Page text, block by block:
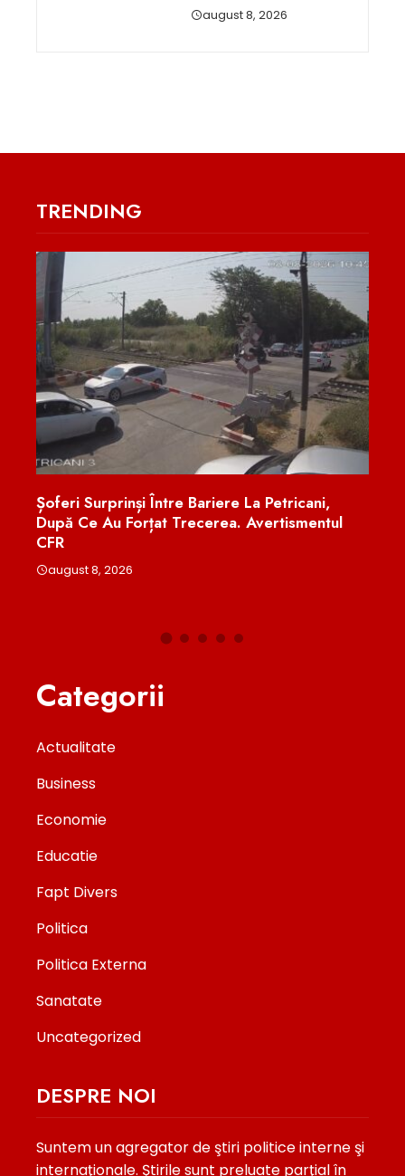
august 8, 2026
TRENDING
Șoferi Surprinși Între Bariere La Petricani,
După Ce Au Forțat Trecerea. Avertismentul
CFR
august 8, 2026
Categorii
Actualitate
Business
Economie
Educatie
Fapt Divers
Politica
Politica Externa
Sanatate
Uncategorized
DESPRE NOI
Suntem un agregator de ştiri politice interne şi
internaţionale. Ştirile sunt preluate parţial în